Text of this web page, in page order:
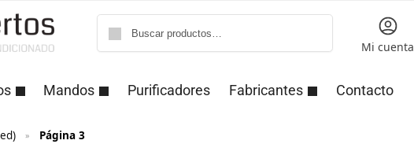
Mi cuenta
Mandos Purificadores Fabricantes Contacto
» Página 3